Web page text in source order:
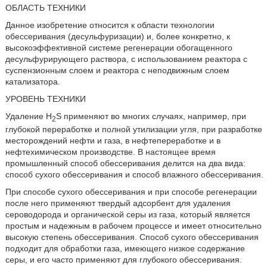
ОБЛАСТЬ ТЕХНИКИ
Данное изобретение относится к области технологии
обессеривания (десульфуризации) и, более конкретно, к
высокоэффективной системе регенерации обогащенного
десульфурирующего раствора, с использованием реактора с
суспензионным слоем и реактора с неподвижным слоем
катализатора.
УРОВЕНЬ ТЕХНИКИ
Удаление H2S применяют во многих случаях, например, при
глубокой переработке и полной утилизации угля, при разработке
месторождений нефти и газа, в нефтепереработке и в
нефтехимическом производстве. В настоящее время
промышленный способ обессеривания делится на два вида:
способ сухого обессеривания и способ влажного обессеривания.
При способе сухого обессеривания и при способе регенерации
после него применяют твердый адсорбент для удаления
сероводорода и органической серы из газа, который является
простым и надежным в рабочем процессе и имеет относительно
высокую степень обессеривания. Способ сухого обессеривания
подходит для обработки газа, имеющего низкое содержание
серы, и его часто применяют для глубокого обессеривания.